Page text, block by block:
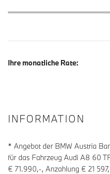
Zielrate / Restbetrag
Ihre monatliche Rate:
INFORMATION
* Angebot der BMW Austria
für das Fahrzeug Audi A8 60
€ 71.990,-, Anzahlung € 21 597